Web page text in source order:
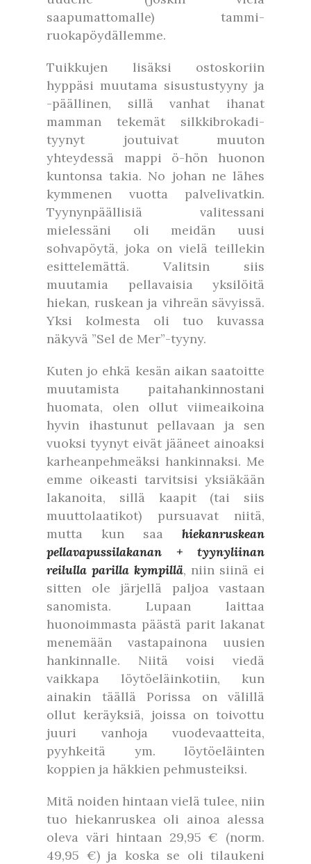
saapumattomalle) tammi-
ruokapöydällemme.
Tuikkujen lisäksi ostoskoriin
hyppäsi muutama sisustustyyny ja
-päällinen, sillä vanhat ihanat
mamman tekemät silkkibrokadi-
tyynyt joutuivat muuton
yhteydessä mappi ö-hön huonon
kuntonsa takia. No johan ne lähes
kymmenen vuotta palvelivatkin.
Tyynynpäällisiä valitessani
mielessäni oli meidän uusi
sohvapöytä, joka on vielä teillekin
esittelemättä. Valitsin siis
muutamia pellavaisia yksilöitä
hiekan, ruskean ja vihreän sävyissä.
Yksi kolmesta oli tuo kuvassa
näkyvä ”Sel de Mer”-tyyny.
Kuten jo ehkä kesän aikan saatoitte
muutamista paitahankinnostani
huomata, olen ollut viimeaikoina
hyvin ihastunut pellavaan ja sen
vuoksi tyynyt eivät jääneet ainoaksi
karheanpehmeäksi hankinnaksi. Me
emme oikeasti tarvitsisi yksiäkään
lakanoita, sillä kaapit (tai siis
muuttolaatikot) pursuavat niitä,
mutta kun saa hiekanruskean
pellavapussilakanan + tyynyliinan
reilulla parilla kympillä, niin siinä ei
sitten ole järjellä paljoa vastaan
sanomista. Lupaan laittaa
huonoimmasta päästä parit lakanat
menemään vastapainona uusien
hankinnalle. Niitä voisi viedä
vaikkapa löytöeläinkotiin, kun
ainakin täällä Porissa on välillä
ollut keräyksiä, joissa on toivottu
juuri vanhoja vuodevaatteita,
pyyhkeitä ym. löytöeläinten
koppien ja häkkien pehmusteiksi.
Mitä noiden hintaan vielä tulee, niin
tuo hiekanruskea oli ainoa alessa
oleva väri hintaan 29,95 € (norm.
49,95 €) ja koska se oli tilaukeni